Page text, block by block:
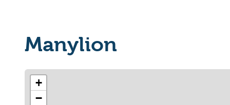
Manylion
+
−